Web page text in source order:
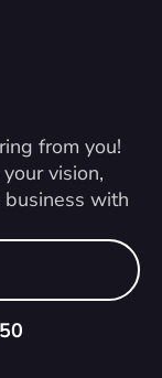
from you!
vision,
with